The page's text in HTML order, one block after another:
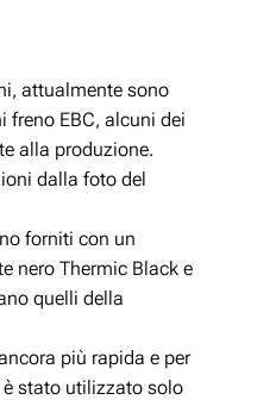
attualmente sono
freno EBC, alcuni dei
alla produzione.
dalla foto del
forniti con un
nero Thermic Black e
quelli della
più rapida e per
è stato utilizzato solo